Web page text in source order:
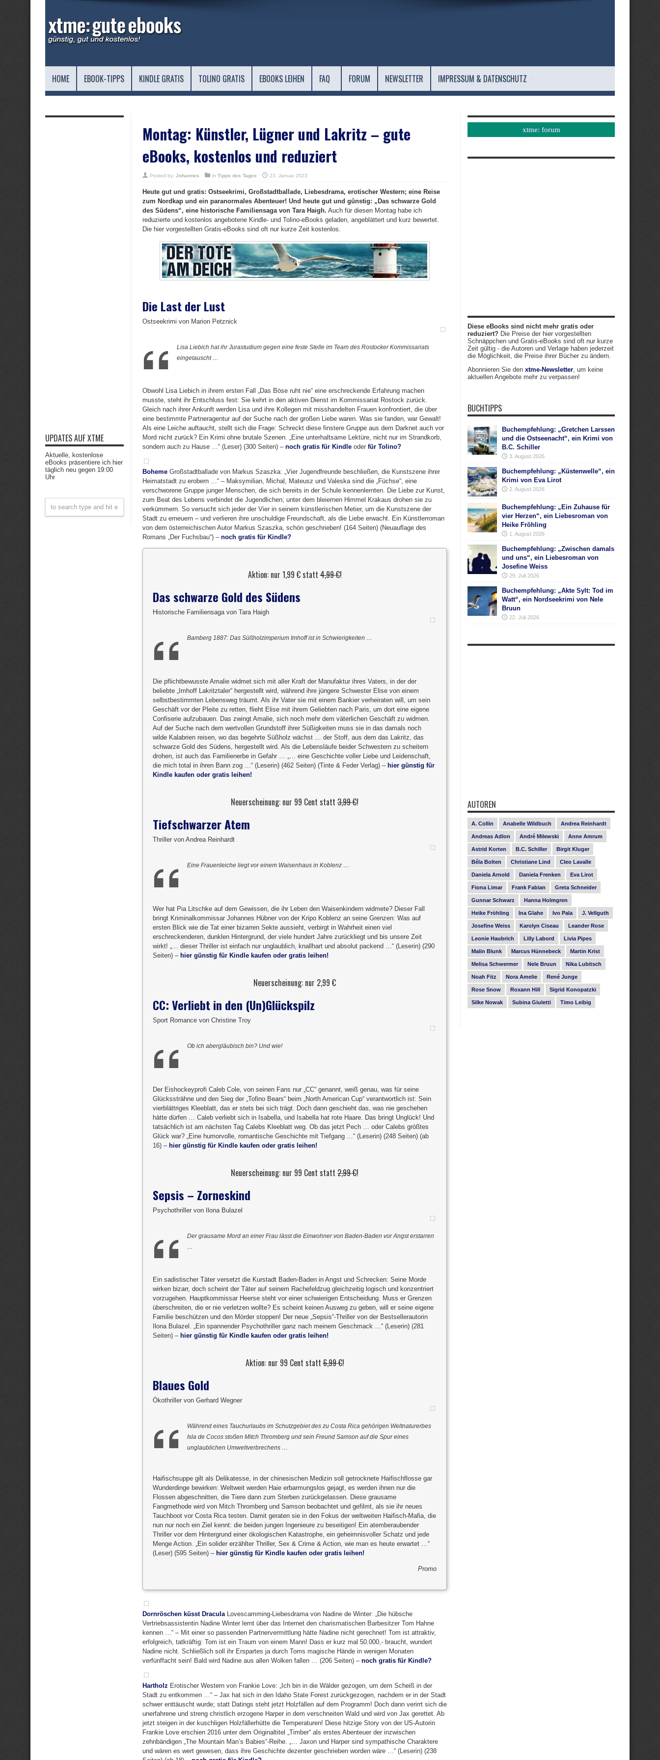
HOME EBOOK-TIPPS KINDLE GRATIS TOLINO GRATIS EBOOKS LEIHEN FAQ FORUM NEWSLETTER IMPRESSUM & DATENSCHUTZ
Montag: Künstler, Lügner und Lakritz – gute
eBooks, kostenlos und reduziert
Posted by: Johannes in Tipps des Tages 23. Januar 2023
Heute gut und gratis: Ostseekrimi, Großstadtballade, Liebesdrama, erotischer Western; eine Reise
zum Nordkap und ein paranormales Abenteuer! Und heute gut und günstig: „Das schwarze Gold
des Südens“, eine historische Familiensaga von Tara Haigh. Auch für diesen Montag habe ich
reduzierte und kostenlos angebotene Kindle- und Tolino-eBooks geladen, angeblättert und kurz bewertet.
Die hier vorgestellten Gratis-eBooks sind oft nur kurze Zeit kostenlos.
Die Last der Lust
Ostseekrimi von Marion Petznick
Lisa Liebich hat ihr Jurastudium gegen eine feste Stelle im Team des Rostocker Kommissariats
eingetauscht …
Obwohl Lisa Liebich in ihrem ersten Fall „Das Böse ruht nie“ eine erschreckende Erfahrung machen
musste, steht ihr Entschluss fest: Sie kehrt in den aktiven Dienst im Kommissariat Rostock zurück.
Gleich nach ihrer Ankunft werden Lisa und ihre Kollegen mit misshandelten Frauen konfrontiert, die über
eine bestimmte Partneragentur auf der Suche nach der großen Liebe waren. Was sie fanden, war Gewalt!
Als eine Leiche auftaucht, stellt sich die Frage: Schreckt diese finstere Gruppe aus dem Darknet auch vor
Mord nicht zurück? Ein Krimi ohne brutale Szenen. „Eine unterhaltsame Lektüre, nicht nur im Strandkorb,
sondern auch zu Hause …“ (Leser) (300 Seiten) – noch gratis für Kindle oder für Tolino?
Boheme Großstadtballade von Markus Szaszka: „Vier Jugendfreunde beschließen, die Kunstszene ihrer
Heimatstadt zu erobern …“ – Maksymilian, Michal, Mateusz und Valeska sind die „Füchse“, eine
verschworene Gruppe junger Menschen, die sich bereits in der Schule kennenlernten. Die Liebe zur Kunst,
zum Beat des Lebens verbindet die Jugendlichen; unter dem bleiernen Himmel Krakaus drohen sie zu
verkümmern. So versucht sich jeder der Vier in seinem künstlerischen Metier, um die Kunstszene der
Stadt zu erneuern – und verlieren ihre unschuldige Freundschaft, als die Liebe erwacht. Ein Künstlerroman
von dem österreichischen Autor Markus Szaszka, schön geschrieben! (164 Seiten) (Neuauflage des
Romans „Der Fuchsbau“) – noch gratis für Kindle?
Aktion: nur 1,99 € statt4,99 €!
Das schwarze Gold des Südens
Historische Familiensaga von Tara Haigh
Bamberg 1887: Das Süßholzimperium Imhoff ist in Schwierigkeiten …
Die pflichtbewusste Amalie widmet sich mit aller Kraft der Manufaktur ihres Vaters, in der der
beliebte „Imhoff Lakritztaler“ hergestellt wird, während ihre jüngere Schwester Elise von einem
selbstbestimmten Lebensweg träumt. Als ihr Vater sie mit einem Bankier verheiraten will, um sein
Geschäft vor der Pleite zu retten, flieht Elise mit ihrem Geliebten nach Paris, um dort eine eigene
Confiserie aufzubauen. Das zwingt Amalie, sich noch mehr dem väterlichen Geschäft zu widmen.
Auf der Suche nach dem wertvollen Grundstoff ihrer Süßigkeiten muss sie in das damals noch
wilde Kalabrien reisen, wo das begehrte Süßholz wächst … der Stoff, aus dem das Lakritz, das
schwarze Gold des Südens, hergestellt wird. Als die Lebensläufe beider Schwestern zu scheitern
drohen, ist auch das Familienerbe in Gefahr … „… eine Geschichte voller Liebe und Leidenschaft,
die mich total in ihren Bann zog …“ (Leserin) (462 Seiten) (Tinte & Feder Verlag) – hier günstig für
Kindle kaufen oder gratis leihen!
Neuerscheinung: nur 99 Cent statt 3,99 €!
Tiefschwarzer Atem
Thriller von Andrea Reinhardt
Eine Frauenleiche liegt vor einem Waisenhaus in Koblenz …
Wer hat Pia Litschke auf dem Gewissen, die ihr Leben den Waisenkindern widmete? Dieser Fall
bringt Kriminalkommissar Johannes Hübner von der Kripo Koblenz an seine Grenzen: Was auf
ersten Blick wie die Tat einer bizarren Sekte aussieht, verbirgt in Wahrheit einen viel
erschreckenderen, dunklen Hintergrund, der viele hundert Jahre zurückliegt und bis unsere Zeit
wirkt! „… dieser Thriller ist einfach nur unglaublich, knallhart und absolut packend …“ (Leserin) (290
Seiten) – hier günstig für Kindle kaufen oder gratis leihen!
Neuerscheinung: nur 2,99 €
CC: Verliebt in den (Un)Glückspilz
Sport Romance von Christine Troy
Ob ich abergläubisch bin? Und wie!
Der Eishockeyprofi Caleb Cole, von seinen Fans nur „CC“ genannt, weiß genau, was für seine
Glückssträhne und den Sieg der „Tofino Bears“ beim „North American Cup“ verantwortlich ist: Sein
vierblättriges Kleeblatt, das er stets bei sich trägt. Doch dann geschieht das, was nie geschehen
hätte dürfen … Caleb verliebt sich in Isabella, und Isabella hat rote Haare. Das bringt Unglück! Und
tatsächlich ist am nächsten Tag Calebs Kleeblatt weg. Ob das jetzt Pech … oder Calebs größtes
Glück war? „Eine humorvolle, romantische Geschichte mit Tiefgang …“ (Leserin) (248 Seiten) (ab
16) – hier günstig für Kindle kaufen oder gratis leihen!
Neuerscheinung: nur 99 Cent statt 2,99 €!
Sepsis – Zorneskind
Psychothriller von Ilona Bulazel
Der grausame Mord an einer Frau lässt die Einwohner von Baden-Baden vor Angst erstarren
…
Ein sadistischer Täter versetzt die Kurstadt Baden-Baden in Angst und Schrecken: Seine Morde
wirken bizarr, doch scheint der Täter auf seinem Rachefeldzug gleichzeitig logisch und konzentriert
vorzugehen. Hauptkommissar Heerse steht vor einer schwierigen Entscheidung. Muss er Grenzen
überschreiten, die er nie verletzen wollte? Es scheint keinen Ausweg zu geben, will er seine eigene
Familie beschützen und den Mörder stoppen! Der neue „Sepsis“-Thriller von der Bestsellerautorin
Ilona Bulazel. „Ein spannender Psychothriller ganz nach meinem Geschmack …“ (Leserin) (281
Seiten) – hier günstig für Kindle kaufen oder gratis leihen!
Aktion: nur 99 Cent statt6,99 €!
Blaues Gold
Ökothriller von Gerhard Wegner
Während eines Tauchurlaubs im Schutzgebiet des zu Costa Rica gehörigen Weltnaturerbes
Isla de Cocos stoßen Mitch Thromberg und sein Freund Samson auf die Spur eines
unglaublichen Umweltverbrechens …
Haifischsuppe gilt als Delikatesse, in der chinesischen Medizin soll getrocknete Haifischflosse gar
Wunderdinge bewirken: Weltweit werden Haie erbarmungslos gejagt, es werden ihnen nur die
Flossen abgeschnitten, die Tiere dann zum Sterben zurückgelassen. Diese grausame
Fangmethode wird von Mitch Thromberg und Samson beobachtet und gefilmt, als sie ihr neues
Tauchboot vor Costa Rica testen. Damit geraten sie in den Fokus der weltweiten Haifisch-Mafia, die
nun nur noch ein Ziel kennt: die beiden jungen Ingenieure zu beseitigen! Ein atemberaubender
Thriller vor dem Hintergrund einer ökologischen Katastrophe, ein geheimnisvoller Schatz und jede
Menge Action. „Ein solider erzählter Thriller, Sex & Crime & Action, wie man es heute erwartet …“
(Leser) (595 Seiten) – hier günstig für Kindle kaufen oder gratis leihen!
Promo
Dornröschen küsst DraculaLovescamming-Liebesdrama von Nadine de Winter: „Die hübsche
Vertriebsassistentin Nadine Winter lernt über das Internet den charismatischen Barbesitzer Tom Hahne
kennen …“ – Mit einer so passenden Partnervermittlung hätte Nadine nicht gerechnet! Tom ist attraktiv,
erfolgreich, tatkräftig: Tom ist ein Traum von einem Mann! Dass er kurz mal 50.000,- braucht, wundert
Nadine nicht. Schließlich soll ihr Erspartes ja durch Toms magische Hände in wenigen Monaten
verfünffacht sein! Bald wird Nadine aus allen Wolken fallen … (206 Seiten) – noch gratis für Kindle?
Hartholz Erotischer Western von Frankie Love: „Ich bin in die Wälder gezogen, um dem Scheiß in der
Stadt zu entkommen …“ – Jax hat sich in den Idaho State Forest zurückgezogen, nachdem er in der Stadt
schwer enttäuscht wurde; statt Datings steht jetzt Holzfällen auf dem Programm! Doch dann verirrt sich die
unerfahrene und streng christlich erzogene Harper in dem verschneiten Wald und wird von Jax gerettet. Ab
jetzt steigen in der kuschligen Holzfällerhütte die Temperaturen! Diese hitzige Story von der US-Autorin
Frankie Love erschien 2016 unter dem Originaltitel „Timber“ als erstes Abenteuer der inzwischen
zehnbändigen „The Mountain Man’s Babies“-Reihe. „… Jaxon und Harper sind sympathische Charaktere
und wären es wert gewesen, dass ihre Geschichte dezenter geschrieben worden wäre …“ (Leserin) (238
UPDATES AUF XTME
Aktuelle, kostenlose
eBooks präsentiere ich hier
täglich neu gegen 19:00
Uhr
xtme: forum
Diese eBooks sind nicht mehr gratis oder
reduziert? Die Preise der hier vorgestellten
Schnäppchen und Gratis-eBooks sind oft nur kurze
Zeit gültig - die Autoren und Verlage haben jederzeit
die Möglichkeit, die Preise ihrer Bücher zu ändern.
Abonnieren Sie den xtme-Newsletter, um keine
aktuellen Angebote mehr zu verpassen!
BUCHTIPPS
Buchempfehlung: „Gretchen Larssen
und die Ostseenacht“, ein Krimi von
B.C. Schiller
3. August 2026
Buchempfehlung: „Küstenwelle“, ein
Krimi von Eva Lirot
2. August 2026
Buchempfehlung: „Ein Zuhause für
vier Herzen“, ein Liebesroman von
Heike Fröhling
1. August 2026
Buchempfehlung: „Zwischen damals
und uns“, ein Liebesroman von
Josefine Weiss
29. Juli 2026
Buchempfehlung: „Akte Sylt: Tod im
Watt“, ein Nordseekrimi von Nele
Bruun
22. Juli 2026
AUTOREN
A. Collin Anabelle Wildbuch Andrea Reinhardt
Andreas Adlon André Milewski Anne Amrum
Astrid Korten B.C. Schiller Birgit Kluger
Béla Bolten Christiane Lind Cleo Lavalle
Daniela Arnold Daniela Frenken Eva Lirot
Fiona Limar Frank Fabian Greta Schneider
Gunnar Schwarz Hanna Holmgren
Heike Fröhling Ina Glahe Ivo Pala J. Vellguth
Josefine Weiss Karolyn Ciseau Leander Rose
Leonie Haubrich Lilly Labord Livia Pipes
Malin Blunk Marcus Hünnebeck Martin Krist
Melisa Schwermer Nele Bruun Nika Lubitsch
Noah Fitz Nora Amelie René Junge
Rose Snow Roxann Hill Sigrid Konopatzki
Silke Nowak Subina Giuletti Timo Leibig